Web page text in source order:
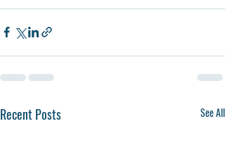
Recent Posts See All